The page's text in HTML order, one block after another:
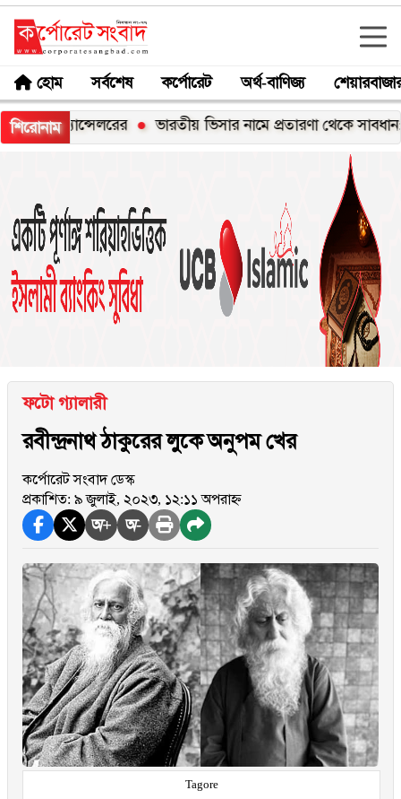
হোম সর্বশেষ কর্পোরেট অর্থ-বাণিজ্য
শিরোনাম ভারতীয় ভিসার নামে প্রতারণা থেকে সাবধান:
ফটো গ্যালারী
রবীন্দ্রনাথ ঠাকুরের লুকে অনুপম খের
কর্পোরেট সংবাদ ডেস্ক
প্রকাশিত: ৯ জুলাই, ২০২৩, ১২:১১ অপরাহ্ন
অ+ অ-
Tagore